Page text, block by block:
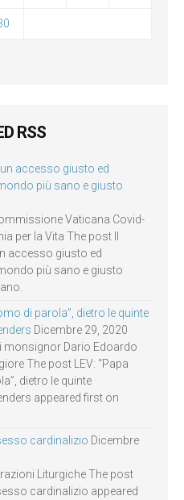
RSS
accesso giusto ed
più sano e giusto
Vaticana Covid-
per la Vita The post Il
accesso giusto ed
più sano e giusto
di parola”, dietro le quinte
Dicembre 29, 2020
Dario Edoardo
The post LEV: “Papa
dietro le quinte
appeared first on
cardinalizio Dicembre
Liturgiche The post
cardinalizio appeared